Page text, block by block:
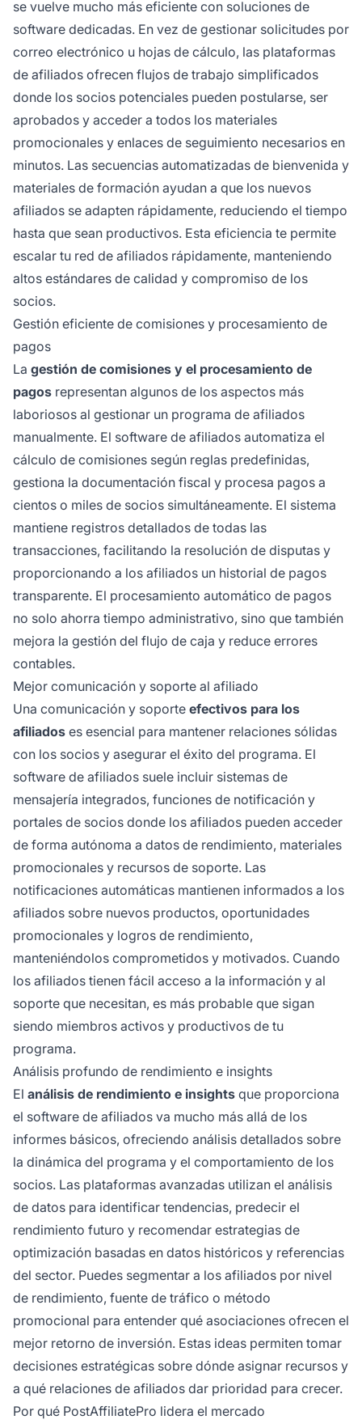
se vuelve mucho más eficiente con soluciones de
software dedicadas. En vez de gestionar solicitudes por
correo electrónico u hojas de cálculo, las plataformas
de afiliados ofrecen flujos de trabajo simplificados
donde los socios potenciales pueden postularse, ser
aprobados y acceder a todos los materiales
promocionales y enlaces de seguimiento necesarios en
minutos. Las secuencias automatizadas de bienvenida y
materiales de formación ayudan a que los nuevos
afiliados se adapten rápidamente, reduciendo el tiempo
hasta que sean productivos. Esta eficiencia te permite
escalar tu red de afiliados rápidamente, manteniendo
altos estándares de calidad y compromiso de los
socios.
Gestión eficiente de comisiones y procesamiento de
pagos
La gestión de comisiones y el procesamiento de
pagos representan algunos de los aspectos más
laboriosos al gestionar un programa de afiliados
manualmente. El software de afiliados automatiza el
cálculo de comisiones según reglas predefinidas,
gestiona la documentación fiscal y procesa pagos a
cientos o miles de socios simultáneamente. El sistema
mantiene registros detallados de todas las
transacciones, facilitando la resolución de disputas y
proporcionando a los afiliados un historial de pagos
transparente. El procesamiento automático de pagos
no solo ahorra tiempo administrativo, sino que también
mejora la gestión del flujo de caja y reduce errores
contables.
Mejor comunicación y soporte al afiliado
Una comunicación y soporte efectivos para los
afiliados es esencial para mantener relaciones sólidas
con los socios y asegurar el éxito del programa. El
software de afiliados suele incluir sistemas de
mensajería integrados, funciones de notificación y
portales de socios donde los afiliados pueden acceder
de forma autónoma a datos de rendimiento, materiales
promocionales y recursos de soporte. Las
notificaciones automáticas mantienen informados a los
afiliados sobre nuevos productos, oportunidades
promocionales y logros de rendimiento,
manteniéndolos comprometidos y motivados. Cuando
los afiliados tienen fácil acceso a la información y al
soporte que necesitan, es más probable que sigan
siendo miembros activos y productivos de tu
programa.
Análisis profundo de rendimiento e insights
El análisis de rendimiento e insights que proporciona
el software de afiliados va mucho más allá de los
informes básicos, ofreciendo análisis detallados sobre
la dinámica del programa y el comportamiento de los
socios. Las plataformas avanzadas utilizan el análisis
de datos para identificar tendencias, predecir el
rendimiento futuro y recomendar estrategias de
optimización basadas en datos históricos y referencias
del sector. Puedes segmentar a los afiliados por nivel
de rendimiento, fuente de tráfico o método
promocional para entender qué asociaciones ofrecen el
mejor retorno de inversión. Estas ideas permiten tomar
decisiones estratégicas sobre dónde asignar recursos y
a qué relaciones de afiliados dar prioridad para crecer.
Por qué PostAffiliatePro lidera el mercado